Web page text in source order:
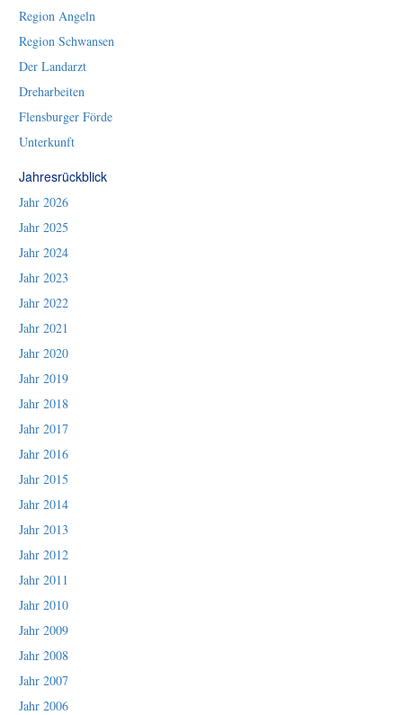
Region Angeln
Region Schwansen
Der Landarzt
Dreharbeiten
Flensburger Förde
Unterkunft
Jahresrückblick
Jahr 2026
Jahr 2025
Jahr 2024
Jahr 2023
Jahr 2022
Jahr 2021
Jahr 2020
Jahr 2019
Jahr 2018
Jahr 2017
Jahr 2016
Jahr 2015
Jahr 2014
Jahr 2013
Jahr 2012
Jahr 2011
Jahr 2010
Jahr 2009
Jahr 2008
Jahr 2007
Jahr 2006